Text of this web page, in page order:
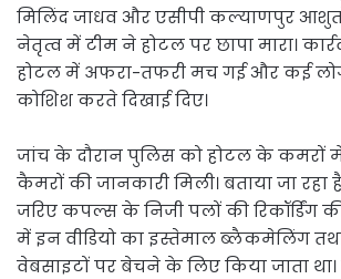
मिलिंद जाधव और एसीपी कल्याणपुर
नेतृत्व में टीम ने होटल पर छापा मारा।
होटल में अफरा-तफरी मच गई और कई
कोशिश करते दिखाई दिए।
जांच के दौरान पुलिस को होटल के कमरों
कैमरों की जानकारी मिली। बताया जा
जरिए कपल्स के निजी पलों की रिकॉर्डिंग
में इन वीडियो का इस्तेमाल ब्लैकमेलिंग
वेबसाइटों पर बेचने के लिए किया जाता